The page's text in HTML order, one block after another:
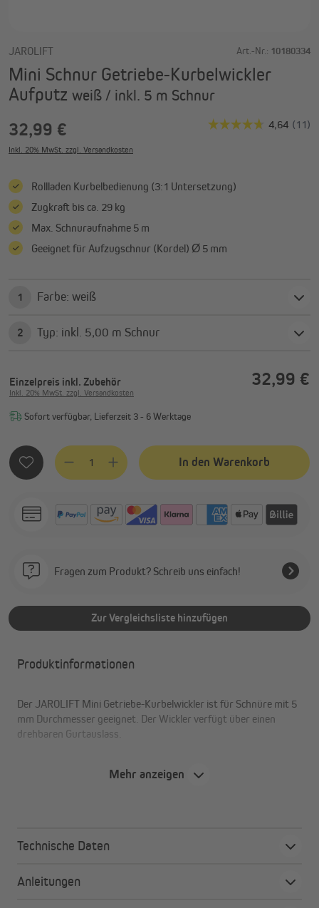
JAROLIFT Art.-Nr.: 10180334
Mini Schnur Getriebe-Kurbelwickler
Aufputz weiß / inkl. 5 m Schnur
32,99 €
Inkl. 20% MwSt. zzgl. Versandkosten
Rollladen Kurbelbedienung (3:1 Untersetzung)
Zugkraft bis ca. 29 kg
Max. Schnuraufnahme 5 m
Geeignet für Aufzugschnur (Kordel) Ø 5 mm
1 Farbe: weiß
2 Typ: inkl. 5,00 m Schnur
Einzelpreis inkl. Zubehör 32,99 €
Inkl. 20% MwSt. zzgl. Versandkosten
Sofort verfügbar, Lieferzeit 3 - 6 Werktage
Produkt Anzahl: Gib den gewünschten Wert ein oder
In den Warenkorb
Fragen zum Produkt? Schreib uns einfach!
Zur Vergleichsliste hinzufügen
Produktinformationen
Der JAROLIFT Mini Getriebe-Kurbelwickler ist für Schnüre mit 5
mm Durchmesser geeignet. Der Wickler verfügt über einen
drehbaren Gurtauslass.
Mehr anzeigen
Technische Daten
Anleitungen